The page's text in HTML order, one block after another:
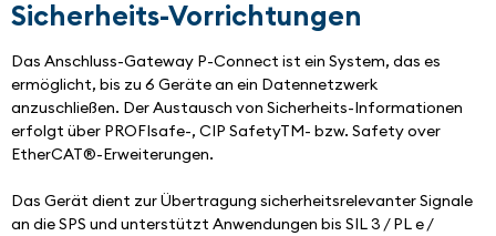
Sicherheits-Vorrichtungen
Das Anschluss-Gateway P-Connect ist ein System, das es
ermöglicht, bis zu 6 Geräte an ein Datennetzwerk
anzuschließen. Der Austausch von Sicherheits-Informationen
erfolgt über PROFIsafe-, CIP SafetyTM- bzw. Safety over
EtherCAT®-Erweiterungen.
Das Gerät dient zur Übertragung sicherheitsrelevanter Signale
an die SPS und unterstützt Anwendungen bis SIL 3 / PL e /